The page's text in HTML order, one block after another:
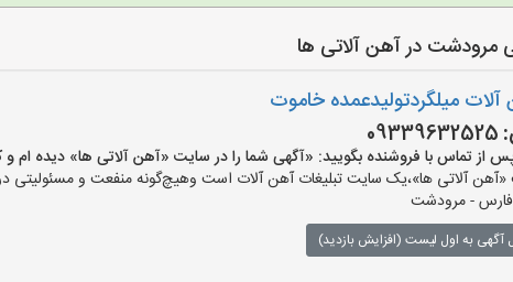
مرودشت در آهن آلاتی ها
میلگردتولیدعمده خاموت
09339632525
از تماس با فروشنده بگویید: «آگهی شما را در سایت «آهن آلاتی ها» دیده ام و کد «فروشگاه-
آلاتی ها»،یک سایت تبلیغات آهن آلات است وهیچ‌گونه منفعت و مسئولیتی در
فارس - مرودشت
آگهی به اول لیست (افزایش بازدید)